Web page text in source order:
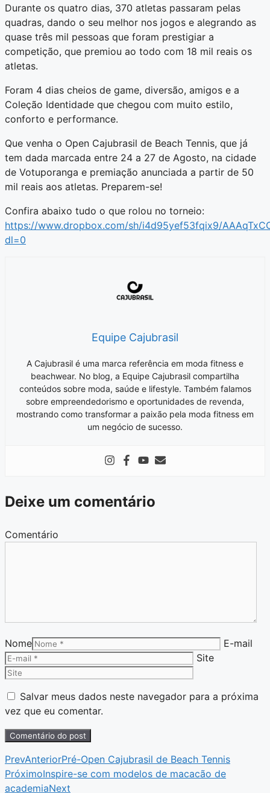
Durante os quatro dias, 370 atletas passaram pelas
quadras, dando o seu melhor nos jogos e alegrando as
quase três mil pessoas que foram prestigiar a
competição, que premiou ao todo com 18 mil reais os
atletas.
Foram 4 dias cheios de game, diversão, amigos e a
Coleção Identidade que chegou com muito estilo,
conforto e performance.
Que venha o Open Cajubrasil de Beach Tennis, que já
tem dada marcada entre 24 a 27 de Agosto, na cidade
de Votuporanga e premiação anunciada a partir de 50
mil reais aos atletas. Preparem-se!
Confira abaixo tudo o que rolou no torneio:
https://www.dropbox.com/sh/i4d95yef53fqix9/
dl=0
Equipe Cajubrasil
A Cajubrasil é uma marca referência em moda fitness e
beachwear. No blog, a Equipe Cajubrasil compartilha
conteúdos sobre moda, saúde e lifestyle. Também falamos
sobre empreendedorismo e oportunidades de revenda,
mostrando como transformar a paixão pela moda fitness em
um negócio de sucesso.
Deixe um comentário
Comentário
Nome
E-mail
Site
Salvar meus dados neste navegador para a próxima
vez que eu comentar.
PrevAnteriorPré-Open Cajubrasil de Beach Tennis
PróximoInspire-se com modelos de macacão de
academiaNext